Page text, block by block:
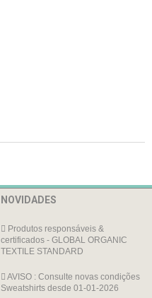
NOVIDADES
Produtos responsáveis &
certificados - GLOBAL ORGANIC
TEXTILE STANDARD
AVISO : Consulte novas condições
Sweatshirts desde 01-01-2026